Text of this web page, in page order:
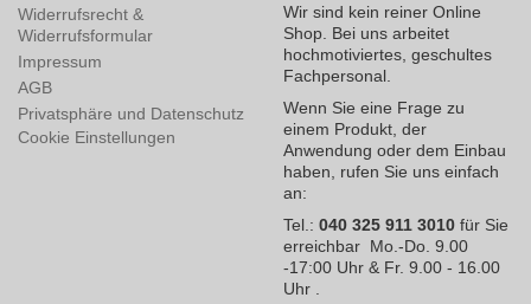
Widerrufsrecht &
Widerrufsformular
Impressum
AGB
Privatsphäre und Datenschutz
Cookie Einstellungen
Wir sind kein reiner Online
Shop. Bei uns arbeitet
hochmotiviertes, geschultes
Fachpersonal.
Wenn Sie eine Frage zu
einem Produkt, der
Anwendung oder dem Einbau
haben, rufen Sie uns einfach
an:
Tel.: 040 325 911 3010 für Sie
erreichbar Mo.-Do. 9.00
-17:00 Uhr & Fr. 9.00 - 16.00
Uhr .